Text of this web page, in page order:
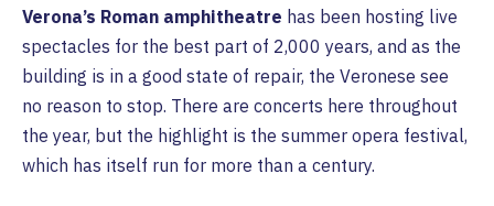
Verona’s Roman amphitheatre has been hosting live
spectacles for the best part of 2,000 years, and as the
building is in a good state of repair, the Veronese see
no reason to stop. There are concerts here throughout
the year, but the highlight is the summer opera festival,
which has itself run for more than a century.